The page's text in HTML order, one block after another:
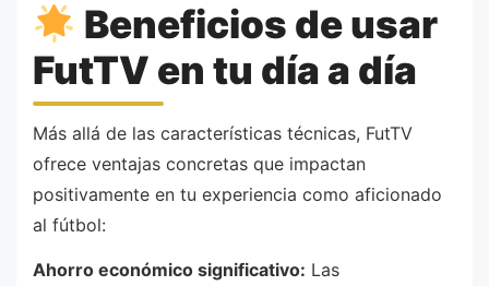
Beneficios de usar
FutTV en tu día a día
Más allá de las características técnicas, FutTV
ofrece ventajas concretas que impactan
positivamente en tu experiencia como aficionado
al fútbol:
Ahorro económico significativo: Las